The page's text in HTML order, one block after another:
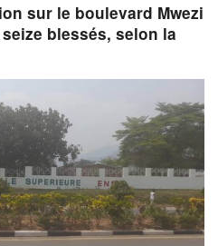
sur le boulevard Mwezi
blessés, selon la